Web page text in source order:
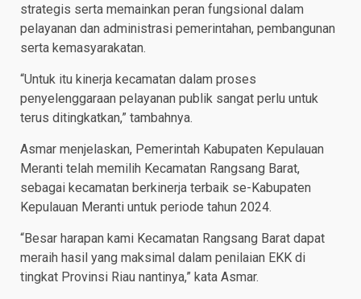
strategis serta memainkan peran fungsional dalam
pelayanan dan administrasi pemerintahan, pembangunan
serta kemasyarakatan.
“Untuk itu kinerja kecamatan dalam proses
penyelenggaraan pelayanan publik sangat perlu untuk
terus ditingkatkan,” tambahnya.
Asmar menjelaskan, Pemerintah Kabupaten Kepulauan
Meranti telah memilih Kecamatan Rangsang Barat,
sebagai kecamatan berkinerja terbaik se-Kabupaten
Kepulauan Meranti untuk periode tahun 2024.
“Besar harapan kami Kecamatan Rangsang Barat dapat
meraih hasil yang maksimal dalam penilaian EKK di
tingkat Provinsi Riau nantinya,” kata Asmar.